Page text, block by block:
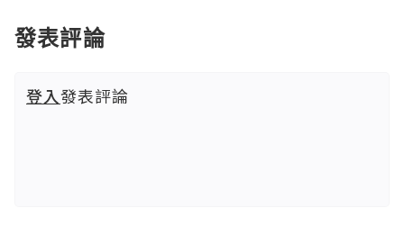
發表評論
登入發表評論